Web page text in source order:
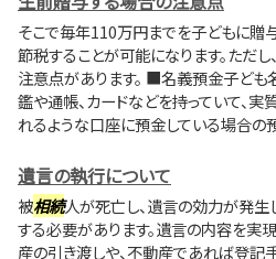
そこで毎年110万円までを子どもに贈
節税することが可能になります。ただ
注意点があります。 ■名義預金子ども
鑑や通帳、カードなどを持っていて、
れるような口座に預金している場合の預
遺言の執行について
被相続人が死亡し、遺言の効力が発
する必要があります。遺言の内容を実
産の引き渡しや、不動産であれば登記